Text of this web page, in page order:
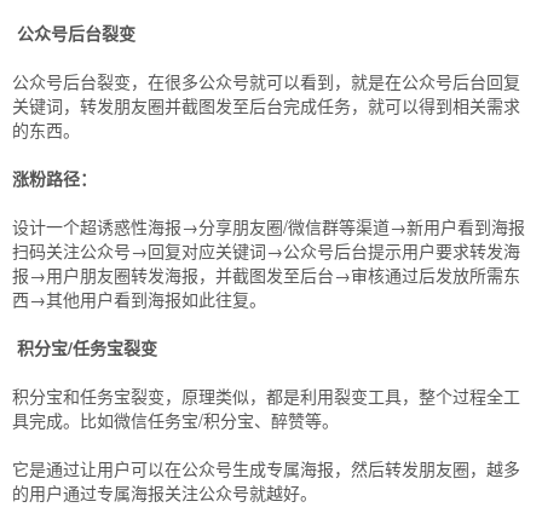
公众号后台裂变
公众号后台裂变，在很多公众号就可以看到，就是在公众号后台回复
关键词，转发朋友圈并截图发至后台完成任务，就可以得到相关需求
的东西。
涨粉路径：
设计一个超诱惑性海报→分享朋友圈/微信群等渠道→新用户看到海报
扫码关注公众号→回复对应关键词→公众号后台提示用户要求转发海
报→用户朋友圈转发海报，并截图发至后台→审核通过后发放所需东
西→其他用户看到海报如此往复。
积分宝/任务宝裂变
积分宝和任务宝裂变，原理类似，都是利用裂变工具，整个过程全工
具完成。比如微信任务宝/积分宝、醉赞等。
它是通过让用户可以在公众号生成专属海报，然后转发朋友圈，越多
的用户通过专属海报关注公众号就越好。